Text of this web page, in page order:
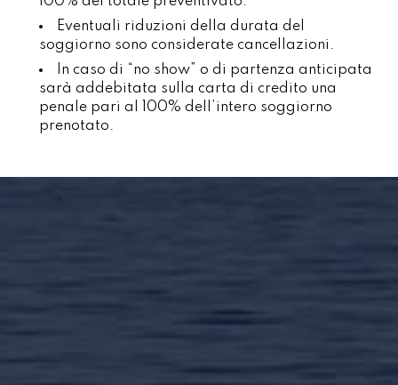
Eventuali riduzioni della durata del
soggiorno sono considerate cancellazioni.
In caso di “no show” o di partenza anticipata
sarà addebitata sulla carta di credito una
penale pari al 100% dell’intero soggiorno
prenotato.